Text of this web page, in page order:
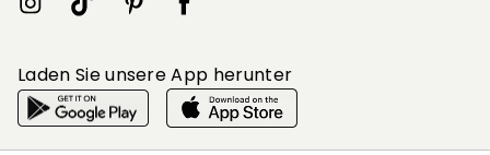
Laden Sie unsere App herunter